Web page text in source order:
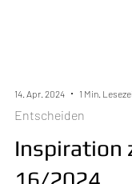
14. Apr. 2024 1 Min. Lesezeit
Inspiration